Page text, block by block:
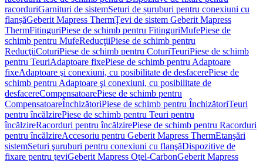
racorduriGarnituri de sistemSeturi de șuruburi pentru conexiuni cu
flanșăGeberit Mapress ThermŢevi de sistem Geberit Mapress
ThermFitinguriPiese de schimb pentru FitinguriMufePiese de
schimb pentru MufeReducţiiPiese de schimb pentru
ReducţiiCoturiPiese de schimb pentru CoturiTeuriPiese de schimb
pentru TeuriAdaptoare fixePiese de schimb pentru Adaptoare
fixeAdaptoare şi conexiuni, cu posibilitate de desfacerePiese de
schimb pentru Adaptoare şi conexiuni, cu posibilitate de
desfacereCompensatoarePiese de schimb pentru
CompensatoareÎnchizătoriPiese de schimb pentru ÎnchizătoriTeuri
pentru încălzirePiese de schimb pentru Teuri pentru
încălzireRacorduri pentru încălzirePiese de schimb pentru Racorduri
pentru încălzireAccesoriu pentru Geberit Mapress ThermEtanşări
sistemSeturi şuruburi pentru conexiuni cu flanşăDispozitive de
fixare pentru ţeviGeberit Mapress Oţel-CarbonGeberit Mapress